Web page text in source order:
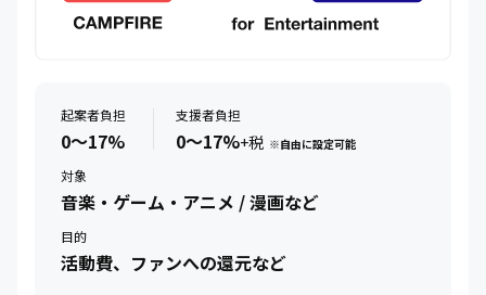
起案者負担
0〜17%
支援者負担
0〜17%+税 ※自由に設定可能
対象
音楽・ゲーム・アニメ / 漫画など
目的
活動費、ファンへの還元など